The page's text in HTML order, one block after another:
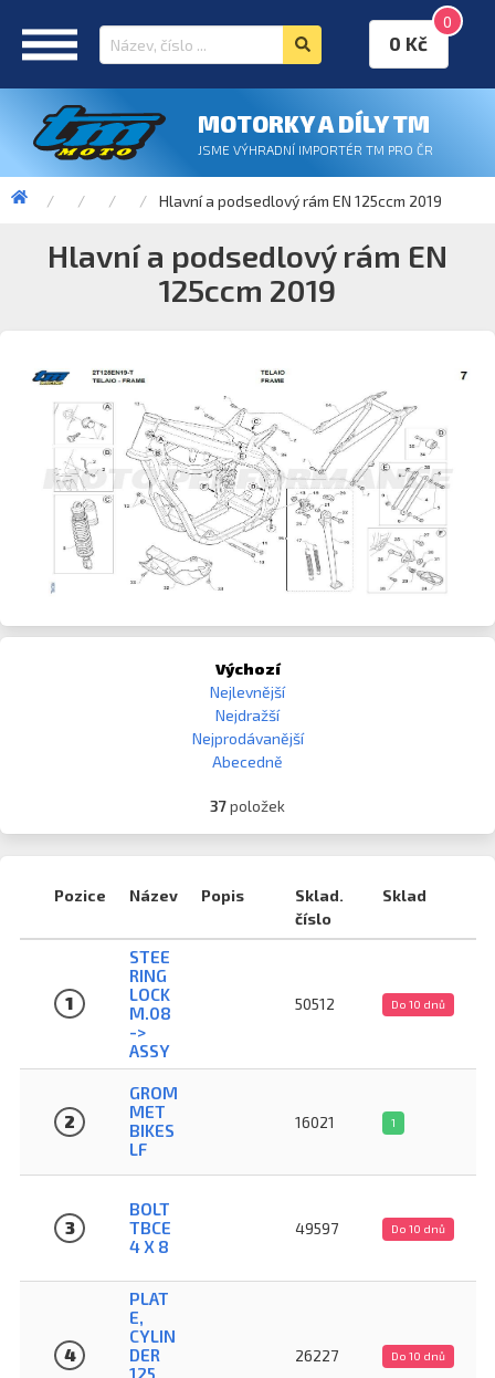
0
0 Kč
MOTORKY A DÍLY TM
JSME VÝHRADNÍ IMPORTÉR TM PRO ČR
Hlavní a podsedlový rám EN 125ccm 2019
Hlavní a podsedlový rám EN
125ccm 2019
Výchozí
Nejlevnější
Nejdražší
Nejprodávanější
Abecedně
37položek
Pozice Název Popis
Sklad.
číslo
Sklad
1
STEE
RING
LOCK
M.08
->
ASSY
50512 Do 10 dnů
2
GROM
MET
BIKES
LF
16021 1
3
BOLT
TBCE
4 X 8
49597 Do 10 dnů
4
PLAT
E,
CYLIN
DER
125
26227 Do 10 dnů